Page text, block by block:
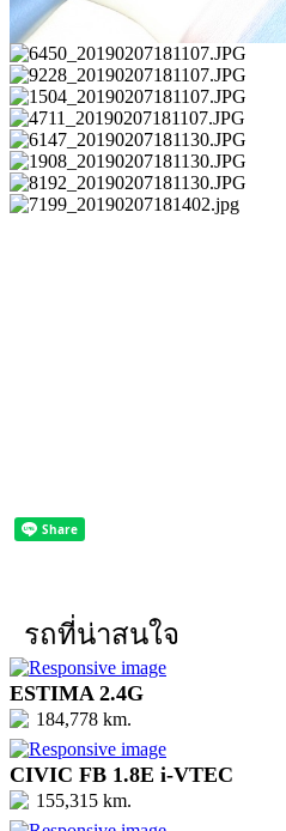
รถที่น่าสนใจ
ESTIMA 2.4G
184,778 km.
CIVIC FB 1.8E i-VTEC
155,315 km.